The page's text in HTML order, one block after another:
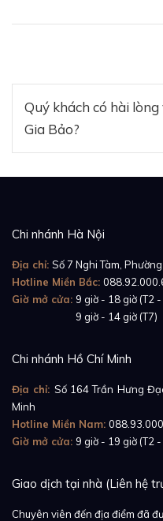
Quý khách có hài lòng
Gia Bảo?
Chi nhánh Hà Nội
Địa chỉ: Số 7 Nghi Tàm,
Hotline Miền Bắc:
Giờ mở cửa: 9 giờ - 18 giờ (T2 -
9 giờ - 14 giờ (T7)
Chi nhánh Hồ Chí Minh
Địa chỉ: Số 164 Trần Hưng
Minh
Hotline Miền Nam:
Giờ mở cửa: 9 giờ - 19 giờ (T2 -
Giao dịch tại nhà (Liên hệ
Chuyên viên đến địa điểm đã